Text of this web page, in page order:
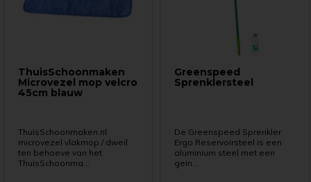
ThuisSchoonmaken
Microvezel mop velcro
45cm blauw
ThuisSchoonmaken.nl
microvezel vlakmop / dweil
ten behoeve van het
ThuisSchoonma...
Greenspeed
Sprenklersteel
De Greenspeed Sprenkler
Ergo Reservoirsteel is een
aluminium steel met een
geïn...